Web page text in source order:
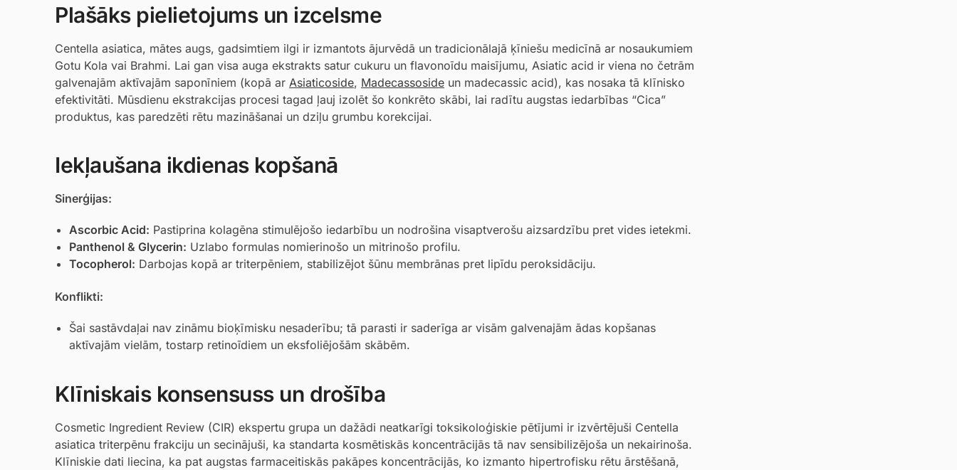
Plašāks pielietojums un izcelsme
Centella asiatica, mātes augs, gadsimtiem ilgi ir izmantots ājurvēdā un tradicionālajā ķīniešu medicīnā ar nosaukumiem
Gotu Kola vai Brahmi. Lai gan visa auga ekstrakts satur cukuru un flavonoīdu maisījumu, Asiatic acid ir viena no četrām
galvenajām aktīvajām saponīniem (kopā ar Asiaticoside, Madecassoside un madecassic acid), kas nosaka tā klīnisko
efektivitāti. Mūsdienu ekstrakcijas procesi tagad ļauj izolēt šo konkrēto skābi, lai radītu augstas iedarbības “Cica”
produktus, kas paredzēti rētu mazināšanai un dziļu grumbu korekcijai.
Iekļaušana ikdienas kopšanā
Sinerģijas:
Ascorbic Acid: Pastiprina kolagēna stimulējošo iedarbību un nodrošina visaptverošu aizsardzību pret vides ietekmi.
Panthenol & Glycerin: Uzlabo formulas nomierinošo un mitrinošo profilu.
Tocopherol: Darbojas kopā ar triterpēniem, stabilizējot šūnu membrānas pret lipīdu peroksidāciju.
Konflikti:
Šai sastāvdaļai nav zināmu bioķīmisku nesaderību; tā parasti ir saderīga ar visām galvenajām ādas kopšanas
aktīvajām vielām, tostarp retinoīdiem un eksfoliējošām skābēm.
Klīniskais konsensuss un drošība
Cosmetic Ingredient Review (CIR) ekspertu grupa un dažādi neatkarīgi toksikoloģiskie pētījumi ir izvērtējuši Centella
asiatica triterpēnu frakciju un secinājuši, ka standarta kosmētiskās koncentrācijās tā nav sensibilizējoša un nekairinoša.
Klīniskie dati liecina, ka pat augstas farmaceitiskās pakāpes koncentrācijās, ko izmanto hipertrofisku rētu ārstēšanā,